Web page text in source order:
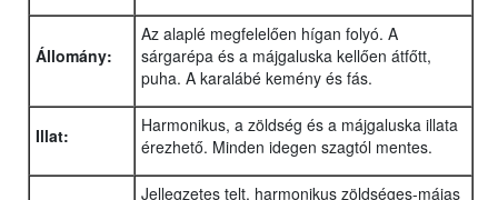
Állomány:
Az alaplé megfelelően hígan folyó. A
sárgarépa és a májgaluska kellően átfőtt,
puha. A karalábé kemény és fás.
Illat:
Harmonikus, a zöldség és a májgaluska illata
érezhető. Minden idegen szagtól mentes.
Jellegzetes telt, harmonikus zöldséges-májas